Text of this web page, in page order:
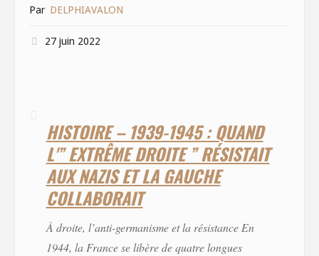
Par DELPHIAVALON
27 juin 2022
HISTOIRE – 1939-1945 : QUAND
L'” EXTRÊME DROITE ” RÉSISTAIT
AUX NAZIS ET LA GAUCHE
COLLABORAIT
À droite, l’anti-germanisme et la résistance En
1944, la France se libère de quatre longues